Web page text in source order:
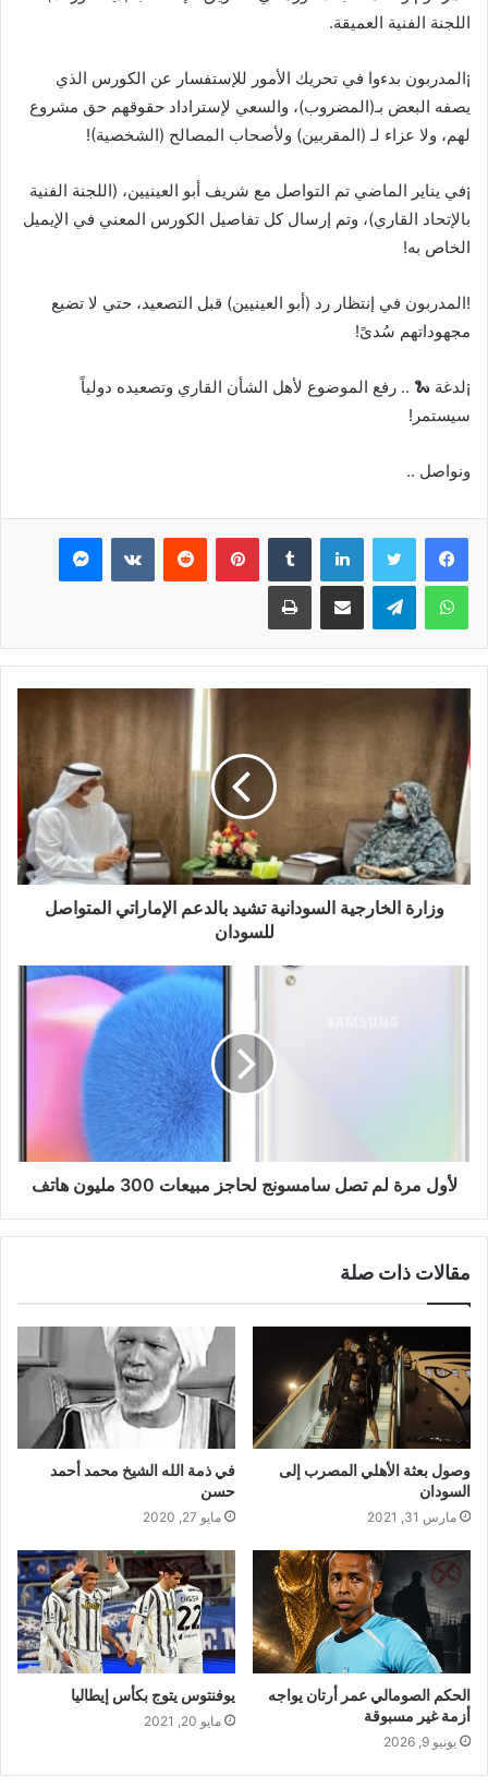
اللجنة الفنية العميقة.
¡المدربون بدءوا في تحريك الأمور للإستفسار عن الكورس الذي
يصفه البعض بـ(المضروب)، والسعي لإستراداد حقوقهم حق مشروع
لهم، ولا عزاء لـ (المقربين) ولأصحاب المصالح (الشخصية)!
¡في يناير الماضي تم التواصل مع شريف أبو العينيين، (اللجنة الفنية
بالإتحاد القاري)، وتم إرسال كل تفاصيل الكورس المعني في الإيميل
الخاص به!
!المدربون في إنتظار رد (أبو العينيين) قبل التصعيد، حتي لا تضيع
مجهوداتهم سُدىً!
¡لدغة 🐍 .. رفع الموضوع لأهل الشأن القاري وتصعيده دولياً
سيستمر!
ونواصل ..
فيسبوك تويتر لينكدإن بينتيريست ماسنجر
واتساب تيلقرام مشاركة عبر البريد طباعة
وزارة الخارجية السودانية تشيد بالدعم الإماراتي المتواصل
للسودان
لأول مرة لم تصل سامسونج لحاجز مبيعات 300 مليون هاتف
مقالات ذات صلة
وصول بعثة الأهلي المصرب إلى
السودان
مارس 31, 2021
في ذمة الله الشيخ محمد أحمد
حسن
مايو 27, 2020
الحكم الصومالي عمر أرتان يواجه
أزمة غير مسبوقة
يونيو 9, 2026
يوفنتوس يتوج بكأس إيطاليا
مايو 20, 2021